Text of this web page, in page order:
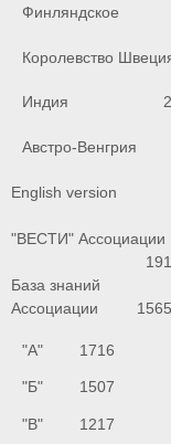
Финляндское
Королевство
Индия
2
Австро-Венгрия
English version
"ВЕСТИ" Ассоциации
База знаний
Ассоциации
"А" 1716
"Б" 1507
"В" 1217